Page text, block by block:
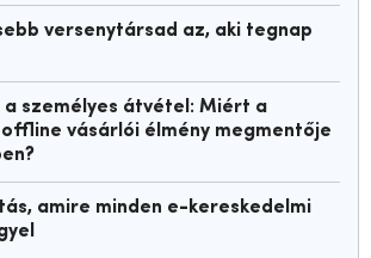
versenytársad az, aki tegnap
a személyes átvétel: Miért a
vásárlói élmény megmentője
amire minden e-kereskedelmi